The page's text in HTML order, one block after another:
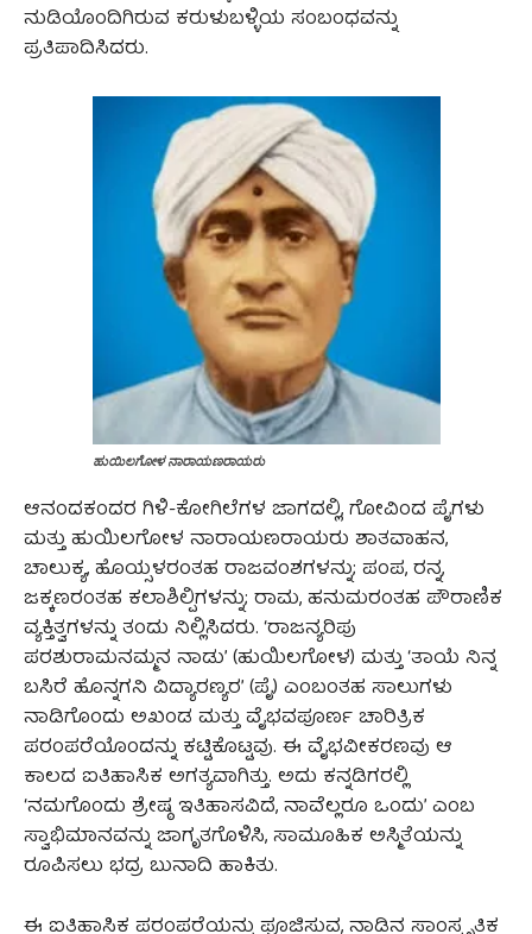
ನುಡಿಯೊಂದಿಗಿರುವ ಕರುಳುಬಳ್ಳಿಯ ಸಂಬಂಧವನ್ನು
ಪ್ರತಿಪಾದಿಸಿದರು.
ಹುಯಿಲಗೋಳ ನಾರಾಯಣರಾಯರು
ಆನಂದಕಂದರ ಗಿಳಿ-ಕೋಗಿಲೆಗಳ ಜಾಗದಲ್ಲಿ, ಗೋವಿಂದ ಪೈಗಳು
ಮತ್ತು ಹುಯಿಲಗೋಳ ನಾರಾಯಣರಾಯರು ಶಾತವಾಹನ,
ಚಾಲುಕ್ಯ, ಹೊಯ್ಸಳರಂತಹ ರಾಜವಂಶಗಳನ್ನು; ಪಂಪ, ರನ್ನ,
ಜಕ್ಕಣರಂತಹ ಕಲಾಶಿಲ್ಪಿಗಳನ್ನು; ರಾಮ, ಹನುಮರಂತಹ ಪೌರಾಣಿಕ
ವ್ಯಕ್ತಿತ್ವಗಳನ್ನು ತಂದು ನಿಲ್ಲಿಸಿದರು. ‘ರಾಜನ್ಯರಿಪು
ಪರಶುರಾಮನಮ್ಮನ ನಾಡು’ (ಹುಯಿಲಗೋಳ) ಮತ್ತು ‘ತಾಯೆ ನಿನ್ನ
ಬಸಿರೆ ಹೊನ್ನಗನಿ ವಿದ್ಯಾರಣ್ಯರ’ (ಪೈ) ಎಂಬಂತಹ ಸಾಲುಗಳು
ನಾಡಿಗೊಂದು ಅಖಂಡ ಮತ್ತು ವೈಭವಪೂರ್ಣ ಚಾರಿತ್ರಿಕ
ಪರಂಪರೆಯೊಂದನ್ನು ಕಟ್ಟಿಕೊಟ್ಟವು. ಈ ವೈಭವೀಕರಣವು ಆ
ಕಾಲದ ಐತಿಹಾಸಿಕ ಅಗತ್ಯವಾಗಿತ್ತು. ಅದು ಕನ್ನಡಿಗರಲ್ಲಿ
‘ನಮಗೊಂದು ಶ್ರೇಷ್ಠ ಇತಿಹಾಸವಿದೆ, ನಾವೆಲ್ಲರೂ ಒಂದು’ ಎಂಬ
ಸ್ವಾಭಿಮಾನವನ್ನು ಜಾಗೃತಗೊಳಿಸಿ, ಸಾಮೂಹಿಕ ಅಸ್ಮಿತೆಯನ್ನು
ರೂಪಿಸಲು ಭದ್ರ ಬುನಾದಿ ಹಾಕಿತು.